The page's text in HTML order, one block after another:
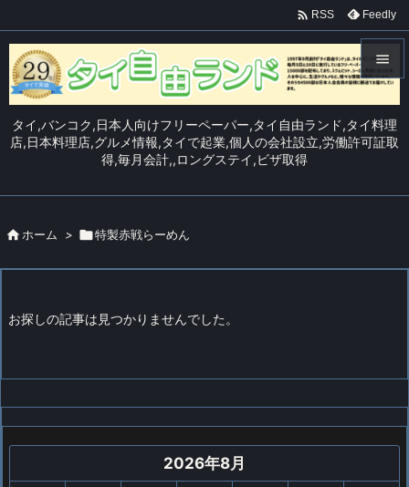
タイ,バンコク,日本人向けフリーペーパー,タイ自由ランド,タイ料理
店,日本料理店,グルメ情報,タイで起業,個人の会社設立,労働許可証取
得,毎月会計,,ロングステイ,ビザ取得

メニュ


 RSS Feedly
 ホーム > 特製赤戦らーめん
お探しの記事は見つかりませんでした。
2026年8月